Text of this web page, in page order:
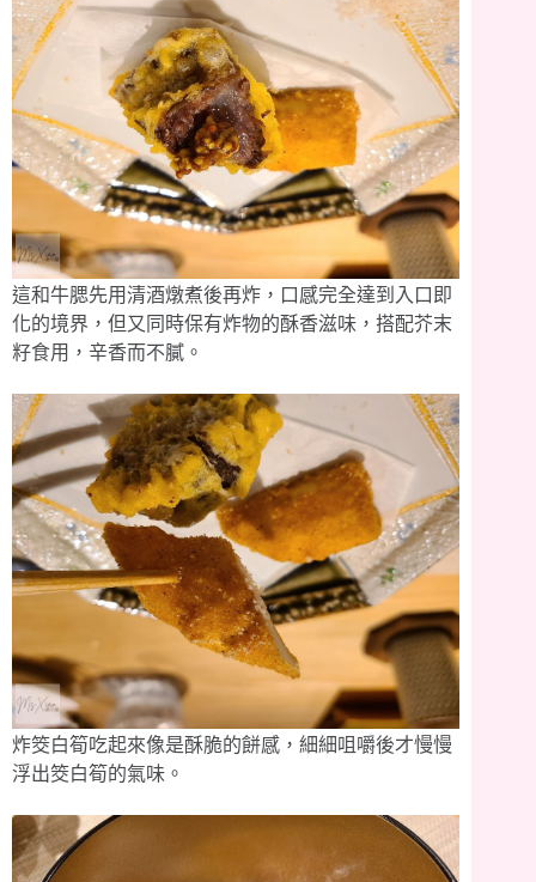
這和牛腮先用清酒燉煮後再炸，口感完全達到入口即
化的境界，但又同時保有炸物的酥香滋味，搭配芥末
籽食用，辛香而不膩。
炸筊白筍吃起來像是酥脆的餅感，細細咀嚼後才慢慢
浮出筊白筍的氣味。